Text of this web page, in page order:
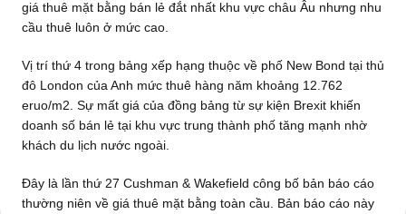
giá thuê mặt bằng bán lẻ đắt nhất khu vực châu Âu nhưng nhu
cầu thuê luôn ở mức cao.
Vị trí thứ 4 trong bảng xếp hạng thuộc về phố New Bond tại thủ
đô London của Anh mức thuê hàng năm khoảng 12.762
eruo/m2. Sự mất giá của đồng bảng từ sự kiện Brexit khiến
doanh số bán lẻ tại khu vực trung thành phố tăng mạnh nhờ
khách du lịch nước ngoài.
Đây là lần thứ 27 Cushman & Wakefield công bố bản báo cáo
thường niên về giá thuê mặt bằng toàn cầu. Bản báo cáo này